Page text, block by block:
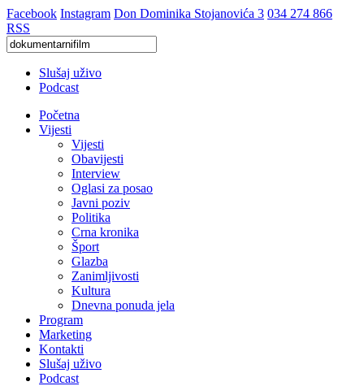
Facebook Instagram Don Dominika Stojanovića 3 034 274 866
RSS
Slušaj uživo
Podcast
Početna
Vijesti
Vijesti
Obavijesti
Interview
Oglasi za posao
Javni poziv
Politika
Crna kronika
Šport
Glazba
Zanimljivosti
Kultura
Dnevna ponuda jela
Program
Marketing
Kontakti
Slušaj uživo
Podcast